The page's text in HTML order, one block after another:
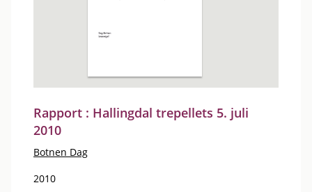
Rapport : Hallingdal trepellets 5. juli
2010
Botnen Dag
2010